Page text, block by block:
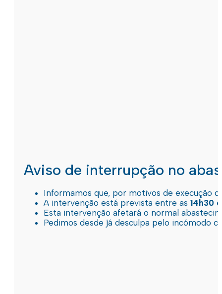
Aviso de interrupção no
Informamos que, por motivos de execução
A intervenção está prevista entre as 14h30
Esta intervenção afetará o normal
Pedimos desde já desculpa pelo incómodo